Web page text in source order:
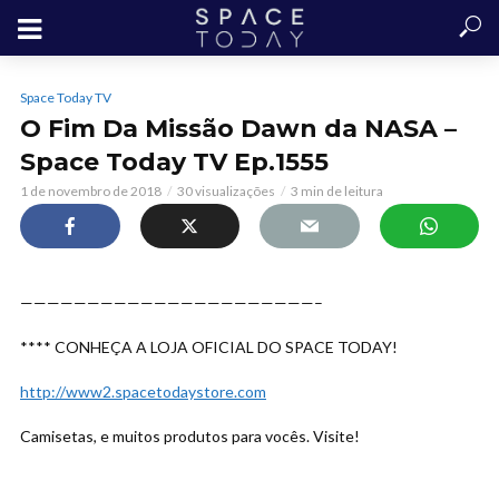
Space Today TV
O Fim Da Missão Dawn da NASA –
Space Today TV Ep.1555
1 de novembro de 2018 30 visualizações 3 min de leitura
——————————————————————–
**** CONHEÇA A LOJA OFICIAL DO SPACE TODAY!
http://www2.spacetodaystore.com
Camisetas, e muitos produtos para vocês. Visite!